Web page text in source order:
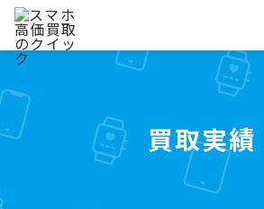
買取実績